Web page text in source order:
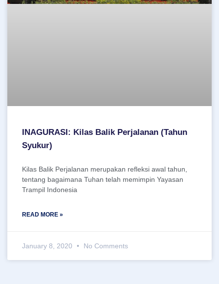
INAGURASI: Kilas Balik Perjalanan (Tahun
Syukur)
Kilas Balik Perjalanan merupakan refleksi awal tahun,
tentang bagaimana Tuhan telah memimpin Yayasan
Trampil Indonesia
READ MORE »
January 8, 2020 No Comments